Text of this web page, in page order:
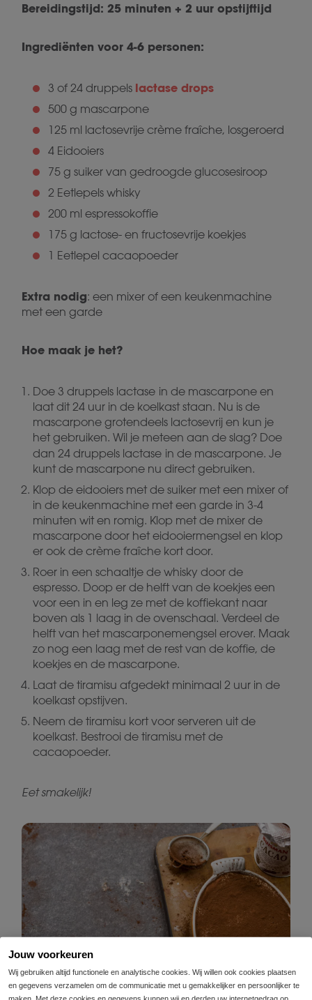
Jouw voorkeuren
Wij gebruiken altijd functionele en analytische cookies. Wij willen ook cookies plaatsen
en gegevens verzamelen om de communicatie met u gemakkelijker en persoonlijker te
Bereidingstijd: 25 minuten + 2 uur opstijftijd
Ingrediënten voor 4-6 personen:
3 of 24 druppels lactase drops
500 g mascarpone
125 ml lactosevrije crème fraîche, losgeroerd
4 Eidooiers
75 g suiker van gedroogde glucosesiroop
2 Eetlepels whisky
200 ml espressokoffie
175 g lactose- en fructosevrije koekjes
1 Eetlepel cacaopoeder
Extra nodig: een mixer of een keukenmachine
met een garde
Hoe maak je het?
Doe 3 druppels lactase in de mascarpone en
laat dit 24 uur in de koelkast staan. Nu is de
mascarpone grotendeels lactosevrij en kun je
het gebruiken. Wil je meteen aan de slag? Doe
dan 24 druppels lactase in de mascarpone. Je
kunt de mascarpone nu direct gebruiken.
Klop de eidooiers met de suiker met een mixer of
in de keukenmachine met een garde in 3-4
minuten wit en romig. Klop met de mixer de
mascarpone door het eidooiermengsel en klop
er ook de crème fraîche kort door.
Roer in een schaaltje de whisky door de
espresso. Doop er de helft van de koekjes een
voor een in en leg ze met de koffiekant naar
boven als 1 laag in de ovenschaal. Verdeel de
helft van het mascarponemengsel erover. Maak
zo nog een laag met de rest van de koffie, de
koekjes en de mascarpone.
Laat de tiramisu afgedekt minimaal 2 uur in de
koelkast opstijven.
Neem de tiramisu kort voor serveren uit de
koelkast. Bestrooi de tiramisu met de
cacaopoeder.
Eet smakelijk!